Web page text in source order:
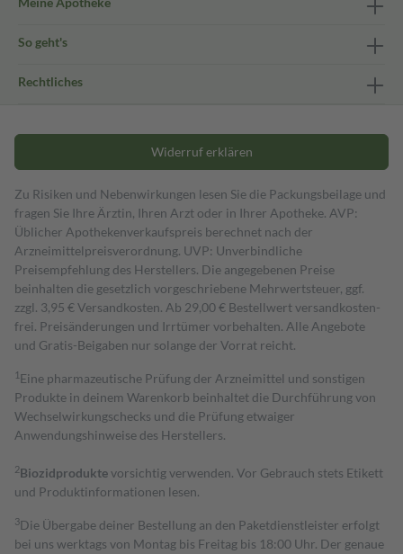
So geht's
Rechtliches
Widerruf erklären
Zu Risiken und Nebenwirkungen lesen Sie die Packungsbeilage und
fragen Sie Ihre Ärztin, Ihren Arzt oder in Ihrer Apotheke. AVP:
Üblicher Apothekenverkaufspreis berechnet nach der
Arzneimittelpreisverordnung. UVP: Unverbindliche
Preisempfehlung des Herstellers. Die angegebenen Preise
beinhalten die gesetzlich vorgeschriebene Mehrwertsteuer, ggf.
zzgl. 3,95 € Versandkosten. Ab 29,00 € Bestell­wert versand­kosten­
frei. Preisänderungen und Irrtümer vorbehalten. Alle Angebote
und Gratis-Beigaben nur solange der Vorrat reicht.
1 Eine pharmazeutische Prüfung der Arzneimittel und sonstigen
Produkte in deinem Warenkorb beinhaltet die Durchführung von
Wechselwirkungschecks und die Prüfung etwaiger
Anwendungshinweise des Herstellers.
2Biozidproduktevorsichtig verwenden. Vor Gebrauch stets Etikett
und Produktinformationen lesen.
3Die Übergabe deiner Bestellung an den Paketdienstleister erfolgt
bei uns werktags von Montag bis Freitag bis 18:00 Uhr. Der genaue